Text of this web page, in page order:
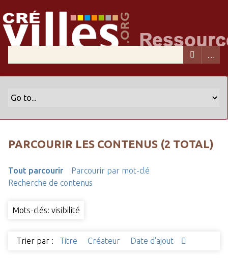
PARCOURIR LES CONTENUS (2 TOTAL)
Tout parcourir
Parcourir par mot-clé
Recherche de contenus
Mots-clés: visibilité
Trier par : Titre Créateur Date d'ajout